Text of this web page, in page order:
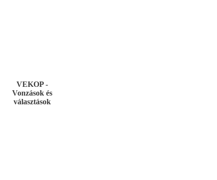
VEKOP -
Vonzások és
választások